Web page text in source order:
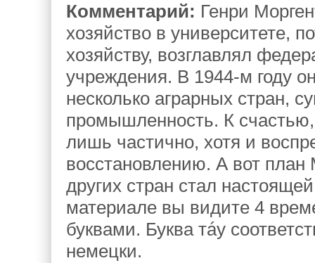
Комментарий: Генри
хозяйство в университете,
хозяйству, возглавлял
учреждения. В 1944-м году
несколько аграрных стран,
промышленность. К
лишь частично, хотя и
восстановлению. А вот
других стран стал
материале вы видите 4
буквами. Буква тáу
немецки.